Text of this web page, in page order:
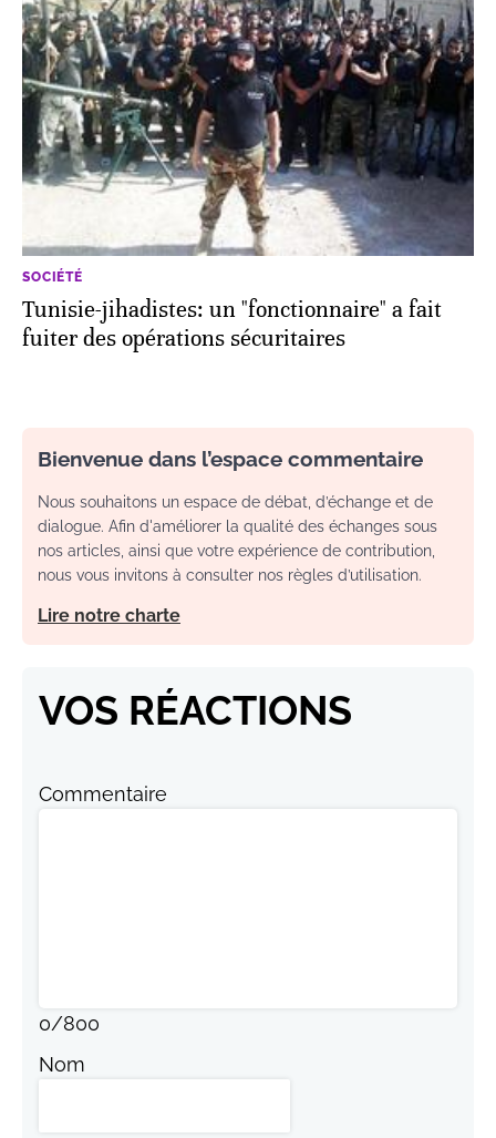
SOCIÉTÉ
Tunisie-jihadistes: un "fonctionnaire" a fait
fuiter des opérations sécuritaires
Bienvenue dans l’espace commentaire
Nous souhaitons un espace de débat, d’échange et de
dialogue. Afin d'améliorer la qualité des échanges sous
nos articles, ainsi que votre expérience de contribution,
nous vous invitons à consulter nos règles d’utilisation.
Lire notre charte
VOS RÉACTIONS
Commentaire
0/800
Nom